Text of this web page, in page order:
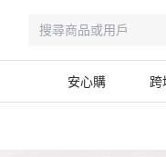
安心購 跨